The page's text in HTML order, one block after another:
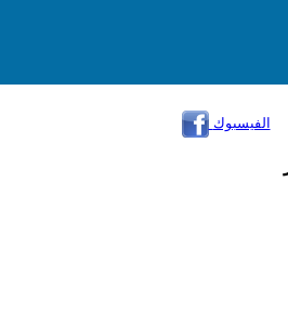
الفيسبوك